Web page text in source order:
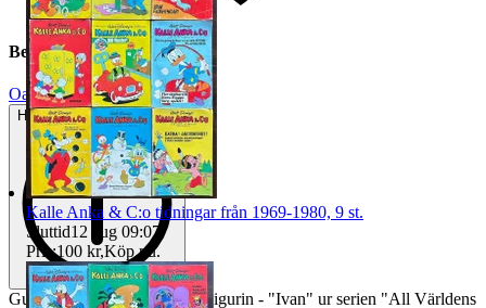
Beskrivning
Oanvänt
Helt ny och aldrig använd
Gustavsberg - Lisa Larson - Figurin - "Ivan" ur serien "All Världens
Kalle Anka & C:o tidningar från 1969-1980, 9 st.
Sluttid12 aug 09:07 .
Pris:100 kr,Köp nu.